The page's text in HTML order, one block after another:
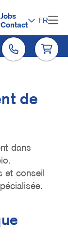
H
e
a
d
r
n
u
Jobs
Contact
FR
de
dans
et conseil